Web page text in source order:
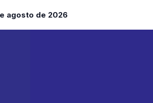
agosto de 2026